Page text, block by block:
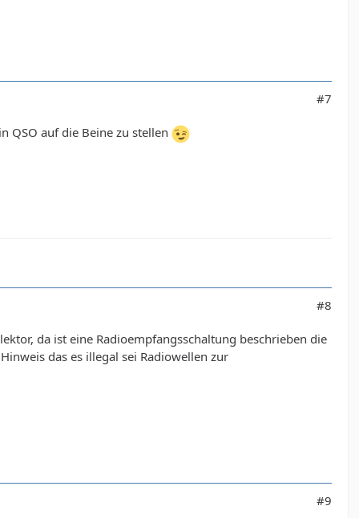
#7
QSO auf die Beine zu stellen
#8
da ist eine Radioempfangsschaltung beschrieben die
das es illegal sei Radiowellen zur
#9